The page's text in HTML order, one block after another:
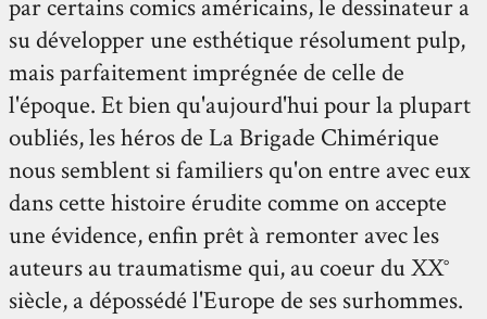
par certains comics américains, le dessinateur a
su développer une esthétique résolument pulp,
mais parfaitement imprégnée de celle de
l'époque. Et bien qu'aujourd'hui pour la plupart
oubliés, les héros de La Brigade Chimérique
nous semblent si familiers qu'on entre avec eux
dans cette histoire érudite comme on accepte
une évidence, enfin prêt à remonter avec les
auteurs au traumatisme qui, au coeur du XX°
siècle, a dépossédé l'Europe de ses surhommes.